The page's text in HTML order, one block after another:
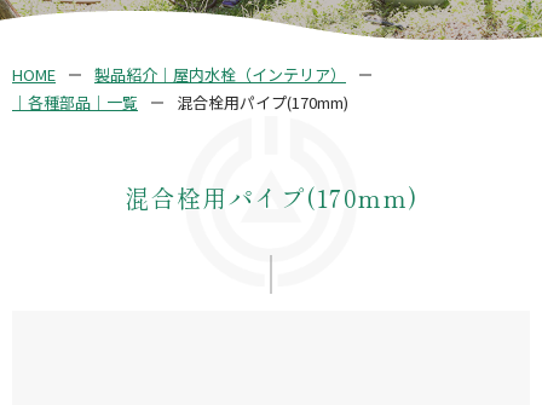
HOME
製品紹介｜屋内水栓（インテリア）
｜各種部品｜一覧
混合栓用パイプ(170mm)
混合栓用パイプ(170mm)